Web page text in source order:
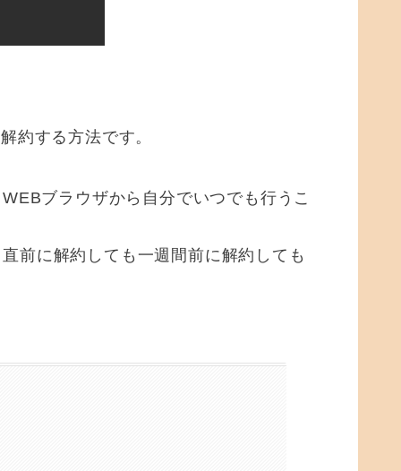
約する方法です。
WEBブラウザから自分でいつでも行うこ
前に解約しても一週間前に解約しても